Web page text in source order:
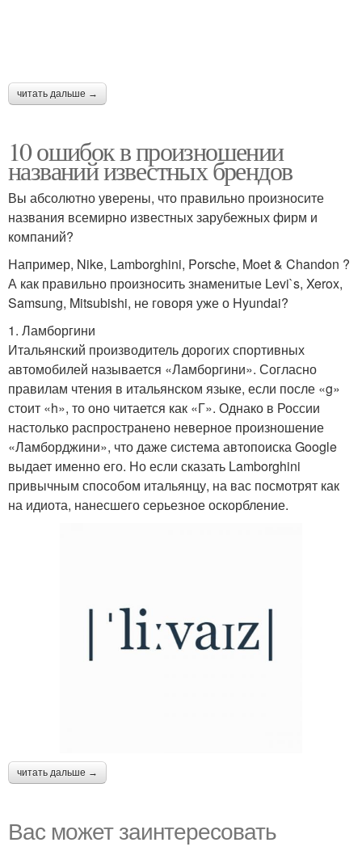
читать дальше →
10 ошибок в произношении
названий известных брендов
Вы абсолютно уверены, что правильно произносите
названия всемирно известных зарубежных фирм и
компаний?
Например, Nike, Lamborghini, Porsche, Moet & Chandon ?
А как правильно произносить знаменитые Levi`s, Xerox,
Samsung, Mitsubishi, не говоря уже о Hyundai?
1. Ламборгини
Итальянский производитель дорогих спортивных
автомобилей называется «Ламборгини». Согласно
правилам чтения в итальянском языке, если после «g»
стоит «h», то оно читается как «Г». Однако в России
настолько распространено неверное произношение
«Ламборджини», что даже система автопоиска Google
выдает именно его. Но если сказать Lamborghini
привычным способом итальянцу, на вас посмотрят как
на идиота, нанесшего серьезное оскорбление.
читать дальше →
Вас может заинтересовать